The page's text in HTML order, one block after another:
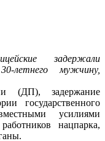
задержали
летнего мужчину,
(ДП), задержание
государственного
усилиями
нацпарка,